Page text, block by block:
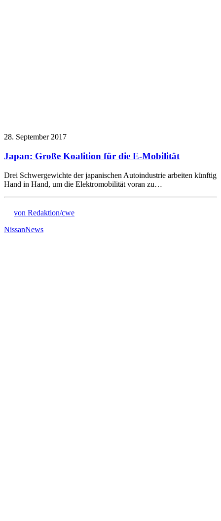
28. September 2017
Japan: Große Koalition für die E-Mobilität
Drei Schwergewichte der japanischen Autoindustrie arbeiten künftig
Hand in Hand, um die Elektromobilität voran zu…
von Redaktion/cwe
NissanNews